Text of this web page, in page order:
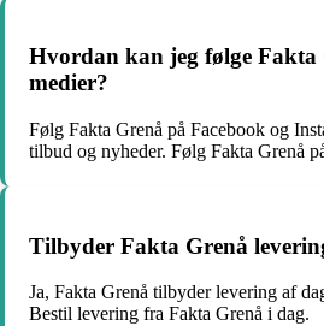
Hvordan kan jeg følge Fakta
medier?
Følg Fakta Grenå på Facebook og
tilbud og nyheder. Følg Fakta Grenå
Tilbyder Fakta Grenå
Ja, Fakta Grenå tilbyder levering af
Bestil levering fra Fakta Grenå i dag.